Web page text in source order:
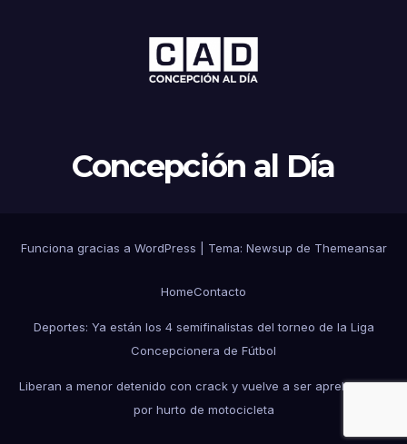
Concepción al Día
Funciona gracias a WordPress Tema: Newsup de Themeansar
HomeContacto
Deportes: Ya están los 4 semifinalistas del torneo de la Liga
Concepcionera de Fútbol
Liberan a menor detenido con crack y vuelve a ser aprehendido
por hurto de motocicleta